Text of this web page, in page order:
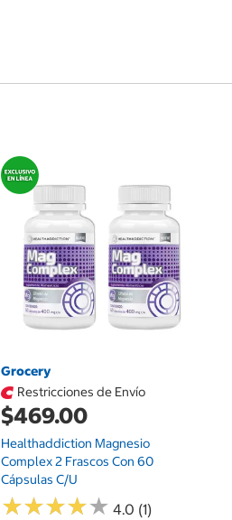
Grocery
Restricciones de Envío
$469.00
Healthaddiction Magnesio
Complex 2 Frascos Con 60
Cápsulas C/u
★★★★★
★★★★★ 4.0 (1)